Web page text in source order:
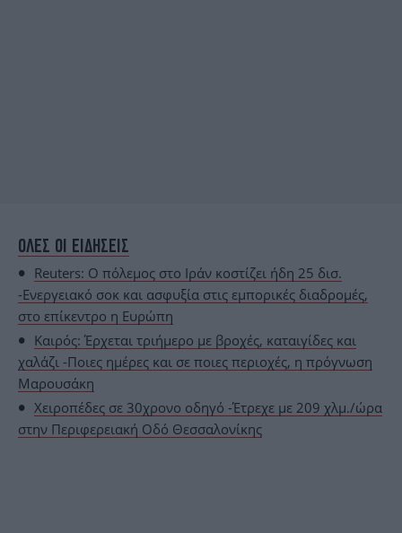
ΟΛΕΣ ΟΙ ΕΙΔΗΣΕΙΣ
Reuters: Ο πόλεμος στο Ιράν κοστίζει ήδη 25 δισ.
-Ενεργειακό σοκ και ασφυξία στις εμπορικές διαδρομές,
στο επίκεντρο η Ευρώπη
Καιρός: Έρχεται τριήμερο με βροχές, καταιγίδες και
χαλάζι -Ποιες ημέρες και σε ποιες περιοχές, η πρόγνωση
Μαρουσάκη
Χειροπέδες σε 30χρονο οδηγό -Έτρεχε με 209 χλμ./ώρα
στην Περιφερειακή Οδό Θεσσαλονίκης